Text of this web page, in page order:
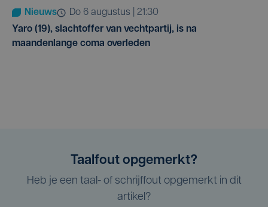
Nieuws
do 6 augustus | 21:30
Yaro (19), slachtoffer van vechtpartij, is na
maandenlange coma overleden
Taalfout opgemerkt?
Heb je een taal- of schrijffout opgemerkt in dit
artikel?